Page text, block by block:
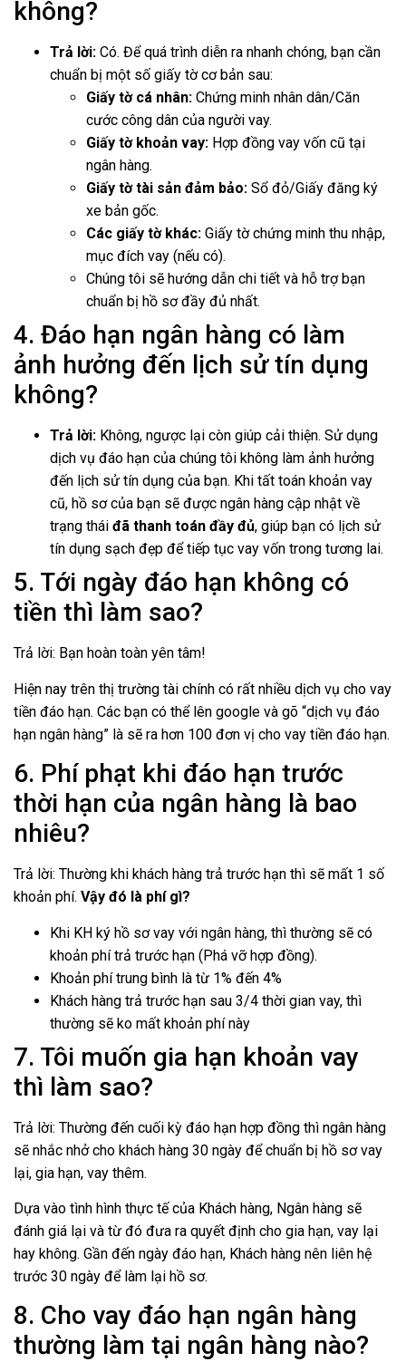
không?
Trả lời: Có. Để quá trình diễn ra nhanh chóng, bạn cần
chuẩn bị một số giấy tờ cơ bản sau:
Giấy tờ cá nhân: Chứng minh nhân dân/Căn
cước công dân của người vay.
Giấy tờ khoản vay: Hợp đồng vay vốn cũ tại
ngân hàng.
Giấy tờ tài sản đảm bảo: Sổ đỏ/Giấy đăng ký
xe bản gốc.
Các giấy tờ khác: Giấy tờ chứng minh thu nhập,
mục đích vay (nếu có).
Chúng tôi sẽ hướng dẫn chi tiết và hỗ trợ bạn
chuẩn bị hồ sơ đầy đủ nhất.
4. Đáo hạn ngân hàng có làm
ảnh hưởng đến lịch sử tín dụng
không?
Trả lời: Không, ngược lại còn giúp cải thiện. Sử dụng
dịch vụ đáo hạn của chúng tôi không làm ảnh hưởng
đến lịch sử tín dụng của bạn. Khi tất toán khoản vay
cũ, hồ sơ của bạn sẽ được ngân hàng cập nhật về
trạng thái đã thanh toán đầy đủ, giúp bạn có lịch sử
tín dụng sạch đẹp để tiếp tục vay vốn trong tương lai.
5. Tới ngày đáo hạn không có
tiền thì làm sao?
Trả lời: Bạn hoàn toàn yên tâm!
Hiện nay trên thị trường tài chính có rất nhiều dịch vụ cho vay
tiền đáo hạn. Các bạn có thể lên google và gõ “dịch vụ đáo
hạn ngân hàng” là sẽ ra hơn 100 đơn vị cho vay tiền đáo hạn.
6. Phí phạt khi đáo hạn trước
thời hạn của ngân hàng là bao
nhiêu?
Trả lời: Thường khi khách hàng trả trước hạn thì sẽ mất 1 số
khoản phí. Vậy đó là phí gì?
Khi KH ký hồ sơ vay với ngân hàng, thì thường sẽ có
khoản phí trả trước hạn (Phá vỡ hợp đồng).
Khoản phí trung bình là từ 1% đến 4%
Khách hàng trả trước hạn sau 3/4 thời gian vay, thì
thường sẽ ko mất khoản phí này
7. Tôi muốn gia hạn khoản vay
thì làm sao?
Trả lời: Thường đến cuối kỳ đáo hạn hợp đồng thì ngân hàng
sẽ nhắc nhở cho khách hàng 30 ngày để chuẩn bị hồ sơ vay
lại, gia hạn, vay thêm.
Dựa vào tình hình thực tế của Khách hàng, Ngân hàng sẽ
đánh giá lại và từ đó đưa ra quyết định cho gia hạn, vay lại
hay không. Gần đến ngày đáo hạn, Khách hàng nên liên hệ
trước 30 ngày để làm lại hồ sơ.
8. Cho vay đáo hạn ngân hàng
thường làm tại ngân hàng nào?